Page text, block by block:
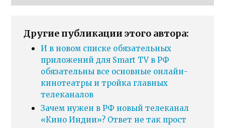
Другие публикации этого автора:
И в новом списке обязательных
приложений для Smart TV в РФ
обязательны все основные онлайн-
кинотеатры и тройка главных
телеканалов
Зачем нужен в РФ новый телеканал
«Кино Индии»? Ответ не так прост